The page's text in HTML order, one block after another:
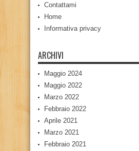
Contattami
Home
Informativa privacy
ARCHIVI
Maggio 2024
Maggio 2022
Marzo 2022
Febbraio 2022
Aprile 2021
Marzo 2021
Febbraio 2021